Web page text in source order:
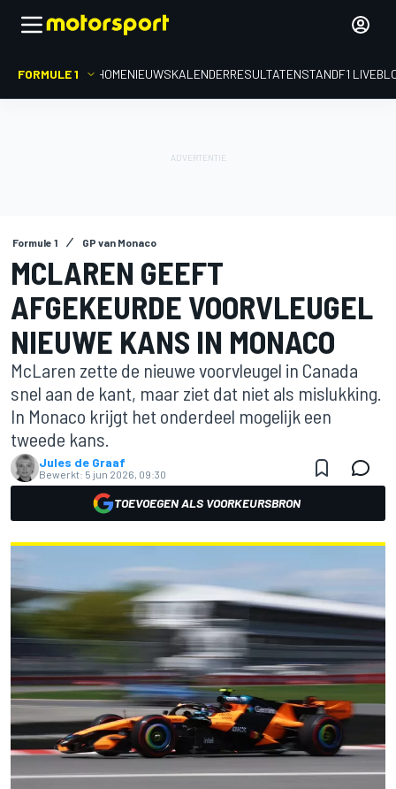
FORMULE 1 HOMENIEUWSKALENDERRESULTATENSTANDF1
Formule 1 GP van Monaco
MCLAREN GEEFT
AFGEKEURDE VOORVLEUGEL
NIEUWE KANS IN MONACO
McLaren zette de nieuwe voorvleugel in Canada
snel aan de kant, maar ziet dat niet als mislukking.
In Monaco krijgt het onderdeel mogelijk een
tweede kans.
Jules de Graaf
Bewerkt: 5 jun 2026, 09:30
TOEVOEGEN ALS VOORKEURSBRON